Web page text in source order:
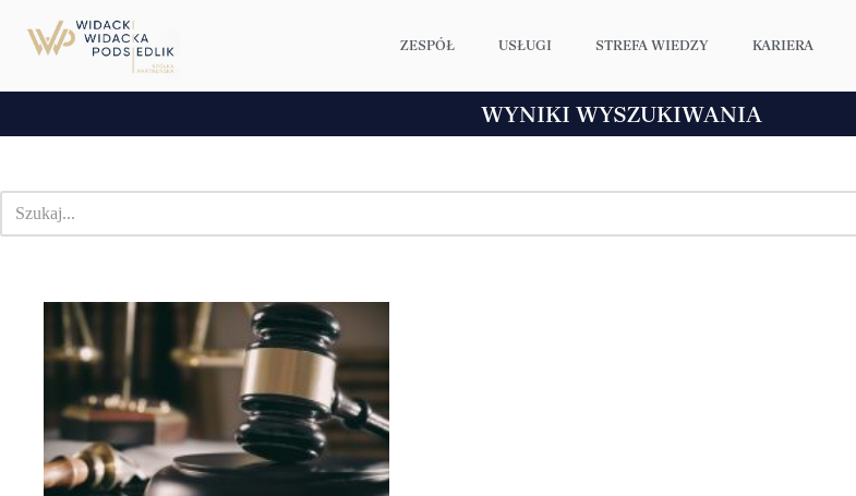
Przejdź
do
ZESPÓŁ USŁUGI STREFA WIEDZY KARIERA
WYNIKI WYSZUKIWANIA